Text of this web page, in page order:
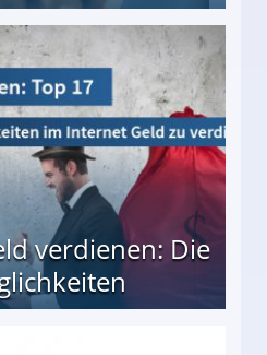
verdienen: Die